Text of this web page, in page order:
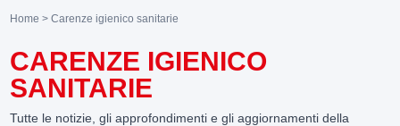
Home > Carenze igienico sanitarie
CARENZE IGIENICO
SANITARIE
Tutte le notizie, gli approfondimenti e gli aggiornamenti della